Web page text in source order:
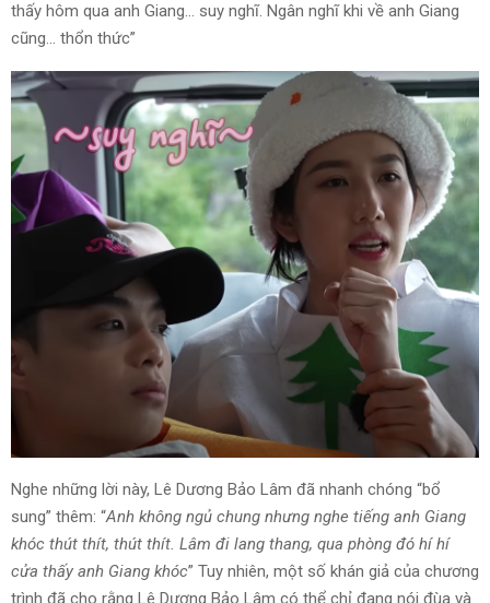
thấy hôm qua anh Giang… suy nghĩ. Ngân nghĩ khi về anh Giang
cũng… thổn thức”
Nghe những lời này, Lê Dương Bảo Lâm đã nhanh chóng “bổ
sung” thêm: “Anh không ngủ chung nhưng nghe tiếng anh Giang
khóc thút thít, thút thít. Lâm đi lang thang, qua phòng đó hí hí
cửa thấy anh Giang khóc” Tuy nhiên, một số khán giả của chương
trình đã cho rằng Lê Dương Bảo Lâm có thể chỉ đang nói đùa và